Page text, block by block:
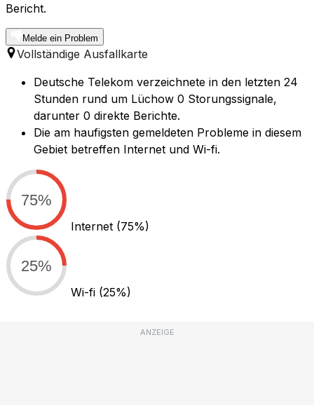
Bericht.
Melde ein Problem
Vollständige Ausfallkarte
Deutsche Telekom verzeichnete in den letzten 24
Stunden rund um Lüchow 0 Storungssignale,
darunter 0 direkte Berichte.
Die am haufigsten gemeldeten Probleme in diesem
Gebiet betreffen Internet und Wi-fi.
75%
Internet (75%)
25%
Wi-fi (25%)
ANZEIGE